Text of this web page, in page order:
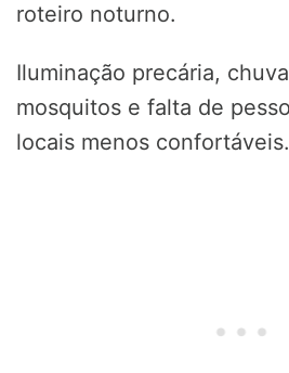
roteiro noturno.
Iluminação precária,
mosquitos e falta de
locais menos confortáveis.